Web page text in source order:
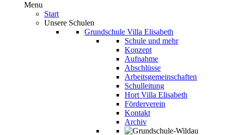
Menu
Start
Unsere Schulen
Grundschule Villa Elisabeth
Schule und mehr
Konzept
Aufnahme
Abschlüsse
Arbeitsgemeinschaften
Schulleitung
Hort Villa Elisabeth
Förderverein
Kontakt
Archiv